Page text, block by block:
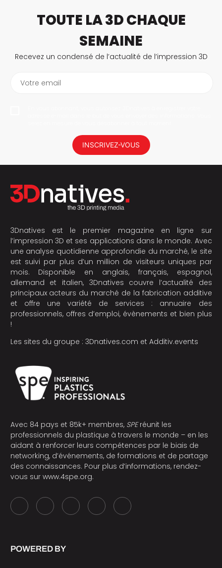
TOUTE LA 3D CHAQUE
SEMAINE
Recevez un condensé de l’actualité de l’impression 3D
Votre email
INSCRIVEZ-VOUS
3Dnatives est le premier magazine en ligne sur
l’impression 3D et ses applications dans le monde. Avec
une analyse quotidienne approfondie du marché, le site
est suivi par plus d’un million de visiteurs uniques par
mois. Disponible en anglais, français, espagnol,
allemand et italien, 3Dnatives couvre l’actualité des
principaux acteurs du marché de la fabrication additive
et offre une variété de services : annuaire des
professionnels, offres d’emploi, évènements et bien plus
!
Les sites du groupe : 3Dnatives.com et Additiv.events
Avec 84 pays et 85k+ membres, SPEréunit les
professionnels du plastique à travers le monde – en les
aidant à renforcer leurs compétences par le biais de
networking, d’événements, de formations et de partage
des connaissances. Pour plus d’informations, rendez-
vous sur www.4spe.org.
POWERED BY